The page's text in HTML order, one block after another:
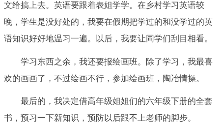
文给搞上去。英语要跟着表姐学学。在乡村学习英语较
晚，学生是没好处的，我要在假期把学过的和没学过的英
语知识好好地温习一遍。以后，我要让同学们刮目相看。
学习东西之余，我还要报绘画班。除了学习，我最喜
欢的画画了，不过绘画不行，参加绘画班，陶冶情操。
最后的，我决定借高年级姐姐们的六年级下册的全套
书，预习一下新知识，预防以后跟不上老师的脚步。